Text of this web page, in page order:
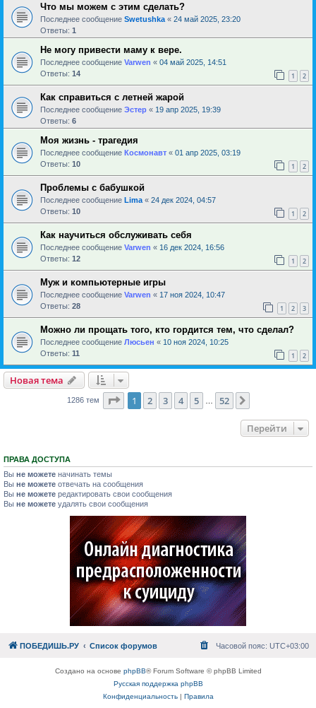
Что мы можем с этим сделать?
Последнее сообщение Swetushka « 24 май 2025, 23:20
Ответы: 1
Не могу привести маму к вере.
Последнее сообщение Varwen « 04 май 2025, 14:51
Ответы: 14 1 2
Как справиться с летней жарой
Последнее сообщение Эстер « 19 апр 2025, 19:39
Ответы: 6
Моя жизнь - трагедия
Последнее сообщение Космонавт « 01 апр 2025, 03:19
Ответы: 10 1 2
Проблемы с бабушкой
Последнее сообщение Lima « 24 дек 2024, 04:57
Ответы: 10 1 2
Как научиться обслуживать себя
Последнее сообщение Varwen « 16 дек 2024, 16:56
Ответы: 12 1 2
Муж и компьютерные игры
Последнее сообщение Varwen « 17 ноя 2024, 10:47
Ответы: 28 1 2 3
Можно ли прощать того, кто гордится тем, что сделал?
Последнее сообщение Люсьен « 10 ноя 2024, 10:25
Ответы: 11 1 2
Новая тема
1286 тем Страница из 52
1 2 3 4 5 52
Перейти
ПРАВА ДОСТУПА
Вы не можете начинать темы
Вы не можете отвечать на сообщения
Вы не можете редактировать свои сообщения
Вы не можете удалять свои сообщения
ПОБЕДИШЬ.РУ Список форумов Часовой пояс: UTC+03:00
Создано на основе phpBB® Forum Software © phpBB Limited
Русская поддержка phpBB
Конфиденциальность| Правила